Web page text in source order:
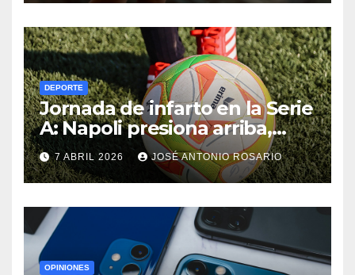
DEPORTE
Jornada de infarto en la Serie
A: Napoli presiona arriba,
Juventus cumple y el
Udinese suma fuera de casa
7 ABRIL 2026 JOSÉ ANTONIO ROSARIO
OPINIONES